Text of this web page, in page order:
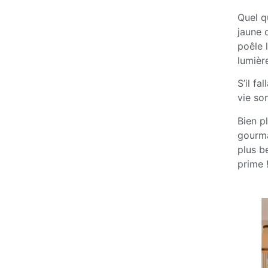
Quel
jaune
poêle
S’il
vie
Bien
plus
prime !